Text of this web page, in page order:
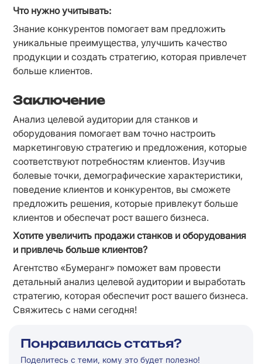
Что нужно учитывать:
Знание конкурентов помогает вам предложить
уникальные преимущества, улучшить качество
продукции и создать стратегию, которая привлечет
больше клиентов.
Заключение
Анализ целевой аудитории для станков и
оборудования помогает вам точно настроить
маркетинговую стратегию и предложения, которые
соответствуют потребностям клиентов. Изучив
болевые точки, демографические характеристики,
поведение клиентов и конкурентов, вы сможете
предложить решения, которые привлекут больше
клиентов и обеспечат рост вашего бизнеса.
Хотите увеличить продажи станков и оборудования
и привлечь больше клиентов?
Агентство «Бумеранг» поможет вам провести
детальный анализ целевой аудитории и выработать
стратегию, которая обеспечит рост вашего бизнеса.
Свяжитесь с нами сегодня!
Понравилась статья?
Поделитесь с теми, кому это будет полезно!